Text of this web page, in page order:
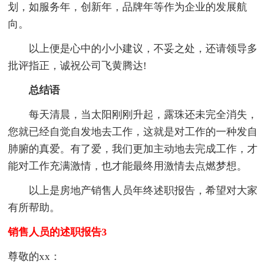
划，如服务年，创新年，品牌年等作为企业的发展航
向。
以上便是心中的小小建议，不妥之处，还请领导多
批评指正，诚祝公司飞黄腾达!
总结语
每天清晨，当太阳刚刚升起，露珠还未完全消失，
您就已经自觉自发地去工作，这就是对工作的一种发自
肺腑的真爱。有了爱，我们更加主动地去完成工作，才
能对工作充满激情，也才能最终用激情去点燃梦想。
以上是房地产销售人员年终述职报告，希望对大家
有所帮助。
销售人员的述职报告3
尊敬的xx：